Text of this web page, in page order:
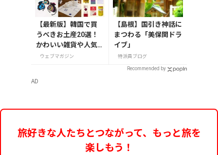
【最新版】韓国で買
うべきお土産20選！
かわいい雑貨や人気
コスメを紹介
ウェブマガジン
【島根】国引き神話に
まつわる「美保関ドラ
イブ」
特派員ブログ
Recommended by
AD
旅好きな人たちとつながって、もっと旅を
楽しもう！